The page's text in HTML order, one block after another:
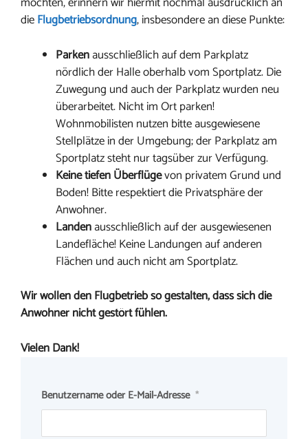
dieFlugbetriebsordnung, insbesondere an diese Punkte:
Parkenausschließlich auf dem Parkplatz
nördlich der Halle oberhalb vom Sportplatz. Die
Zuwegung und auch der Parkplatz wurden neu
überarbeitet. Nicht im Ort parken!
Wohnmobilisten nutzen bitte ausgewiesene
Stellplätze in der Umgebung; der Parkplatz am
Sportplatz steht nur tagsüber zur Verfügung.
Keine tiefen Überflügevon privatem Grund und
Boden! Bitte respektiert die Privatsphäre der
Anwohner.
Landenausschließlich auf der ausgewiesenen
Landefläche! Keine Landungen auf anderen
Flächen und auch nicht am Sportplatz.
Wir wollen den Flugbetrieb so gestalten, dass sich die
Anwohner nicht gestört fühlen.
Vielen Dank!
Benutzername oder E-Mail-Adresse *